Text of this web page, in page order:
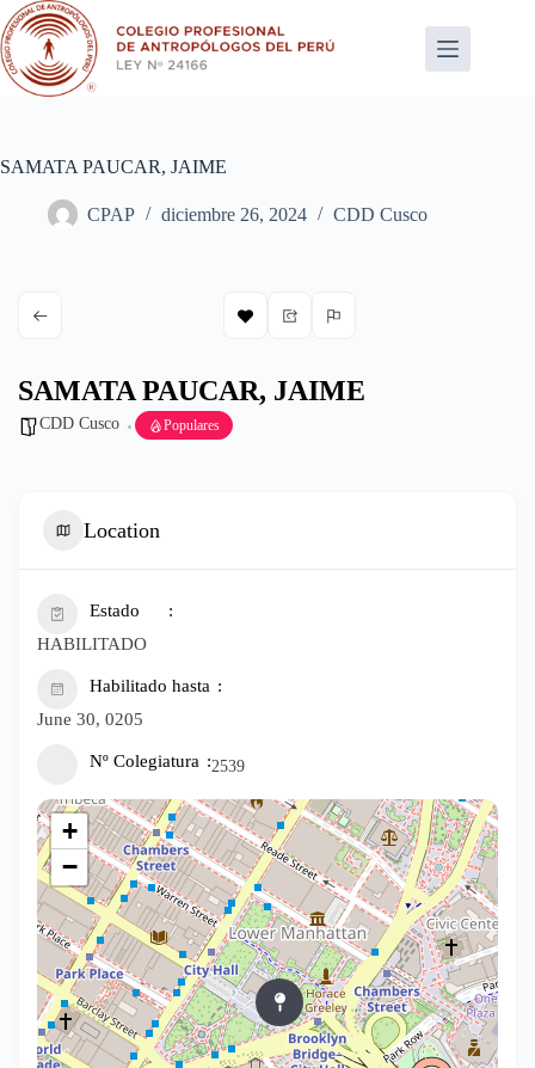
Saltar
al
contenido
SAMATA PAUCAR, JAIME
CPAP diciembre 26, 2024 CDD Cusco
SAMATA PAUCAR, JAIME
CDD Cusco Populares
Location
Estado
HABILITADO
Habilitado hasta
June 30, 0205
Nº Colegiatura 2539
+
−